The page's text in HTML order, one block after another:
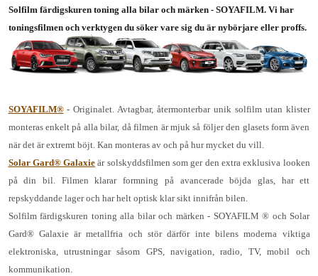
Solfilm färdigskuren toning alla bilar och märken - SOYAFILM. Vi har
toningsfilmen och verktygen du söker vare sig du är nybörjare eller proffs.
SOYAFILM®- Originalet. Avtagbar, återmonterbar unik solfilm utan klister
monteras enkelt på alla bilar, då filmen är mjuk så följer den glasets form även
när det är extremt böjt. Kan monteras av och på hur mycket du vill.
Solar Gard® Galaxie är solskyddsfilmen som ger den extra exklusiva looken
på din bil. Filmen klarar formning på avancerade böjda glas, har ett
repskyddande lager och har helt optisk klar sikt innifrån bilen.
Solfilm färdigskuren toning alla bilar och märken - SOYAFILM ® och Solar
Gard® Galaxie är metallfria och stör därför inte bilens moderna viktiga
elektroniska, utrustningar såsom GPS, navigation, radio, TV, mobil och
kommunikation.